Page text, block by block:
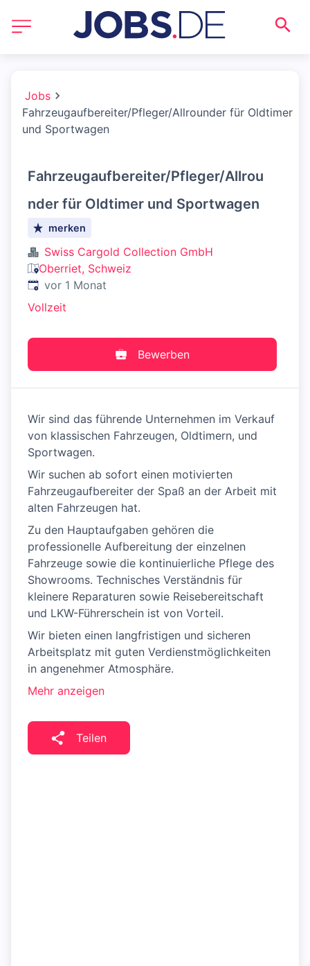
Jobs
Fahrzeugaufbereiter/Pfleger/Allrounder für Oldtimer
und Sportwagen
Fahrzeugaufbereiter/Pfleger/Allrou
nder für Oldtimer und Sportwagen
merken
Swiss Cargold Collection GmbH
Oberriet, Schweiz
Veröffentlicht:
vor 1 Monat
Vollzeit
Bewerben
Wir sind das führende Unternehmen im Verkauf
von klassischen Fahrzeugen, Oldtimern, und
Sportwagen.
Wir suchen ab sofort einen motivierten
Fahrzeugaufbereiter der Spaß an der Arbeit mit
alten Fahrzeugen hat.
Zu den Hauptaufgaben gehören die
professionelle Aufbereitung der einzelnen
Fahrzeuge sowie die kontinuierliche Pflege des
Showrooms. Technisches Verständnis für
kleinere Reparaturen sowie Reisebereitschaft
und LKW-Führerschein ist von Vorteil.
Wir bieten einen langfristigen und sicheren
Arbeitsplatz mit guten Verdienstmöglichkeiten
in angenehmer Atmosphäre.
Mehr anzeigen
Teilen